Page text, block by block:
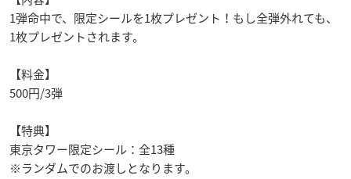
1弾命中で、限定シールを1枚プレゼント！もし全弾外れても、
1枚プレゼントされます。
【料金】
500円/3弾
【特典】
東京タワー限定シール：全13種
※ランダムでのお渡しとなります。